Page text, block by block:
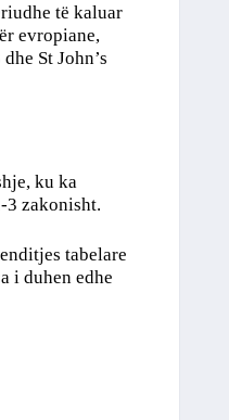
të kaluar
evropiane,
St John’s
ku ka
3 zakonisht.
tabelare
i duhen edhe